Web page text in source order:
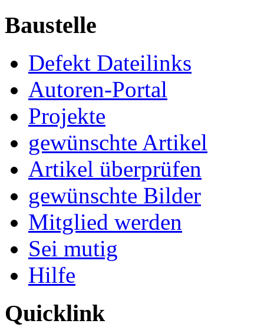
Baustelle
Defekt Dateilinks
Autoren-Portal
Projekte
gewünschte Artikel
Artikel überprüfen
gewünschte Bilder
Mitglied werden
Sei mutig
Hilfe
Quicklink